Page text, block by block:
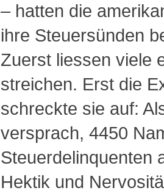
– hatten die
ihre Steuersünden
Zuerst liessen viele
streichen. Erst die
schreckte sie auf:
versprach, 4450
Steuerdelinquenten
Hektik und